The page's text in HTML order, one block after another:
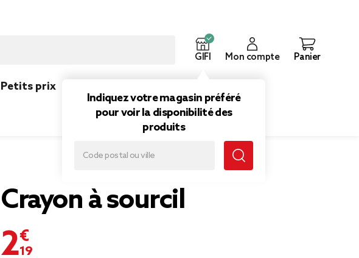
GIFI
Indiquez votre magasin préféré
pour voir la disponibilité des
produits
Mon compte Panier
Petits prix
Crayon à sourcil
2,19 €